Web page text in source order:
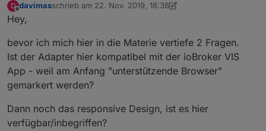
D
Offline
davimasschrieb am 22. Nov. 2019, 18:36
zuletzt editiert von davimas
Hey,
bevor ich mich hier in die Materie vertiefe 2 Fragen.
Ist der Adapter hier kompatibel mit der ioBroker VIS
App - weil am Anfang "unterstützende Browser"
gemarkert werden?
Dann noch das responsive Design, ist es hier
verfügbar/inbegriffen?